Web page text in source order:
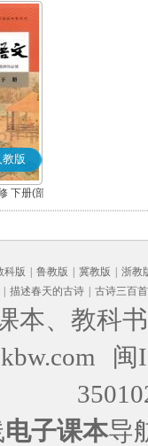
教版
下册(部
科版 鲁教版 冀教版
浙教
描述春天的古诗 古诗三百首
本、教科
闽
电子课本导